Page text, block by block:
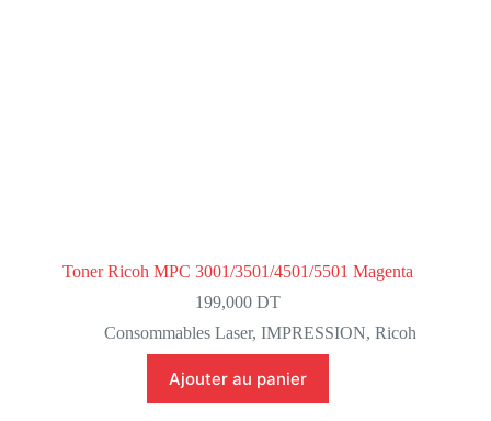
Toner Ricoh MPC 3001/3501/4501/5501 Magenta
199,000DT
Consommables Laser, IMPRESSION, Ricoh
Ajouter au panier